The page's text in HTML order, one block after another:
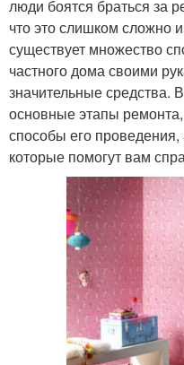
люди боятся браться за
что это слишком сложно
существует множество
частного дома своими
значительные средства.
основные этапы
способы его
которые помогут вам